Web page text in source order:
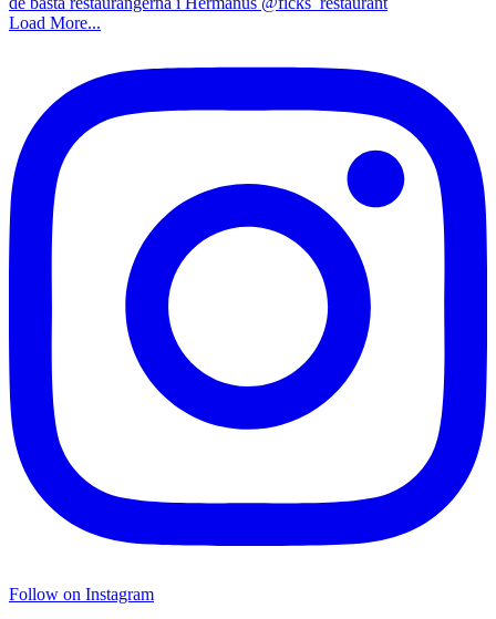
Load More...
Follow on Instagram